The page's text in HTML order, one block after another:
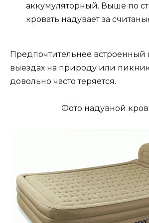
аккумуляторный. Выше по
кровать надувает за
Предпочтительнее встроенный
выездах на природу или
довольно часто теряется.
Фото надувной